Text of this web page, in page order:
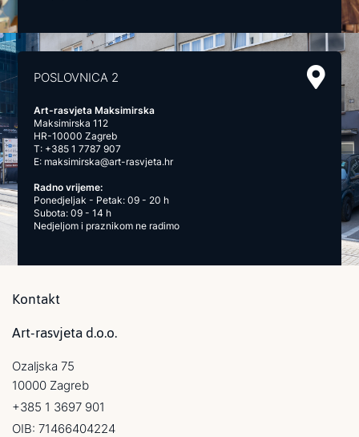
POSLOVNICA 2
Art-rasvjeta Maksimirska
Maksimirska 112
HR-10000 Zagreb
T: +385 1 7787 907
E: maksimirska@art-rasvjeta.hr
Radno vrijeme:
Ponedjeljak - Petak: 09 - 20 h
Subota: 09 - 14 h
Nedjeljom i praznikom ne radimo
Kontakt
Art-rasvjeta d.o.o.
Ozaljska 75
10000 Zagreb
+385 1 3697 901
OIB: 71466404224